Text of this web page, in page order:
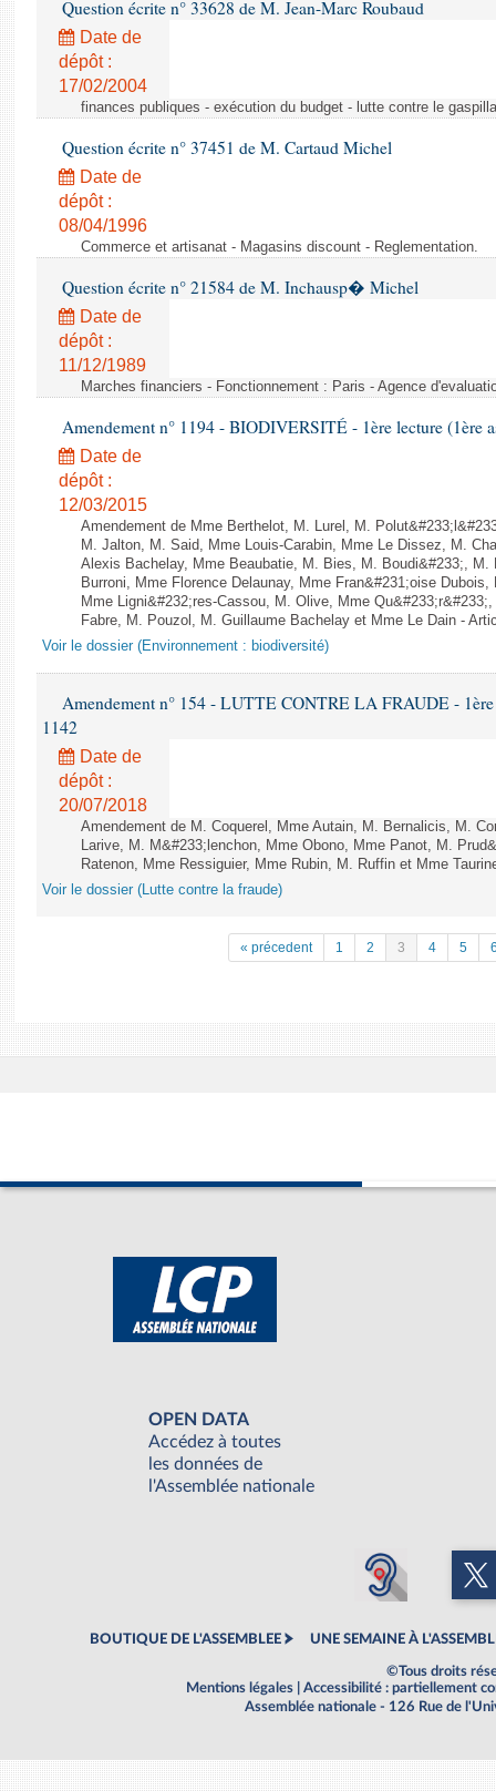
Question écrite n° 33628 de M. Jean-Marc Roubaud
Date de
dépôt :
17/02/2004
finances publiques - exécution du budget - lutte contre le
Question écrite n° 37451 de M. Cartaud Michel
Date de
dépôt :
08/04/1996
Commerce et artisanat - Magasins discount - Reglementation.
Question écrite n° 21584 de M. Inchausp� Michel
Date de
dépôt :
11/12/1989
Marches financiers - Fonctionnement : Paris - Agence
Amendement n° 1194 - BIODIVERSITÉ - 1ère lecture (1ère
Date de
dépôt :
12/03/2015
Amendement de Mme Berthelot, M. Lurel, M.
M. Jalton, M. Said, Mme Louis-Carabin, Mme Le Dissez, M.
Alexis Bachelay, Mme Beaubatie, M. Bies, M. Boudi&#233;,
Burroni, Mme Florence Delaunay, Mme Fran&#231;oise
Mme Ligni&#232;res-Cassou, M. Olive, Mme
Fabre, M. Pouzol, M. Guillaume Bachelay et Mme Le Dain -
Voir le dossier (Environnement : biodiversité)
Amendement n° 154 - LUTTE CONTRE LA FRAUDE - 1ère
1142
Date de
dépôt :
20/07/2018
Amendement de M. Coquerel, Mme Autain, M. Bernalicis, M.
Larive, M. M&#233;lenchon, Mme Obono, Mme Panot, M.
Ratenon, Mme Ressiguier, Mme Rubin, M. Ruffin et Mme
Voir le dossier (Lutte contre la fraude)
« précedent 1 2 3 4 5
OPEN DATA
Accédez à toutes
les données de
l'Assemblée nationale
BOUTIQUE DE L'ASSEMBLEE UNE SEMAINE À
©Tous droits
Mentions légales
Accessibilité : partiellement
Assemblée nationale - 126 Rue de